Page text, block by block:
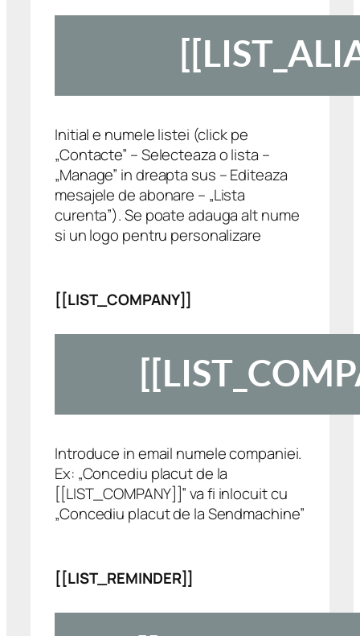
Initial e numele listei (click pe
„Contacte” – Selecteaza o lista –
„Manage” in dreapta sus – Editeaza
mesajele de abonare – „Lista
curenta”). Se poate adauga alt nume
si un logo pentru personalizare
[[LIST_COMPANY]]
Introduce in email numele companiei.
Ex: „Concediu placut de la
[[LIST_COMPANY]]” va fi inlocuit cu
„Concediu placut de la Sendmachine”
[[LIST_REMINDER]]